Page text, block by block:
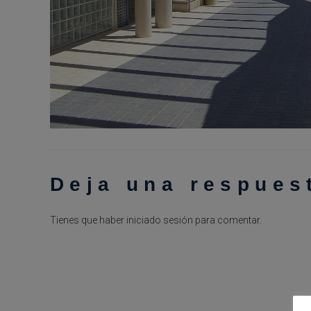
Deja una
Tienes que haber iniciado sesión para comentar.